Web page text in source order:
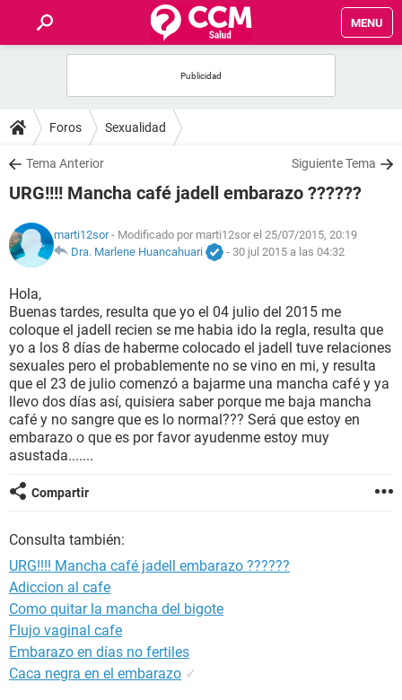
MENU
FOROS
SALUD
NUTRICIÓN
BIENESTAR
SEXUALIDAD
GLOSARIO
Foros Sexualidad
Tema Anterior Siguiente Tema
URG!!!! Mancha café jadell embarazo ??????
marti12sor- Modificado por marti12sor el 25/07/2015, 20:19
Dra. Marlene Huancahuari
- 30 jul 2015 a las 04:32
Hola,
Buenas tardes, resulta que yo el 04 julio del 2015 me
coloque el jadell recien se me habia ido la regla, resulta que
yo a los 8 días de haberme colocado el jadell tuve relaciones
sexuales pero el probablemente no se vino en mi, y resulta
que el 23 de julio comenzó a bajarme una mancha café y ya
llevo dos días así, quisiera saber porque me baja mancha
café y no sangre que es lo normal??? Será que estoy en
embarazo o que es por favor ayudenme estoy muy
asustada.......
Compartir
Consulta también:
URG!!!! Mancha café jadell embarazo ??????
Adiccion al cafe
Como quitar la mancha del bigote
Flujo vaginal cafe
Embarazo en días no fertiles
Caca negra en el embarazo ✓